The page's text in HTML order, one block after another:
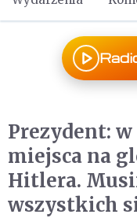
Prezydent:
miejsca na
Hitlera.
wszystkich